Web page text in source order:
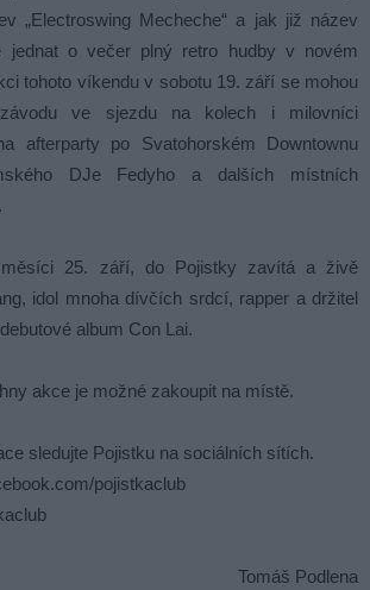
„Electroswing Mecheche“ a jak již název
jednat o večer plný retro hudby v novém
tohoto víkendu v sobotu 19. září se mohou
ve sjezdu na kolech i milovníci
afterparty po Svatohorském Downtownu
DJe Fedyho a dalších místních
25. září, do Pojistky zavítá a živě
idol mnoha dívčích srdcí, rapper a držitel
album Con Lai.
akce je možné zakoupit na místě.
sledujte Pojistku na sociálních sítích.
pojistkaclub
Tomáš Podlena